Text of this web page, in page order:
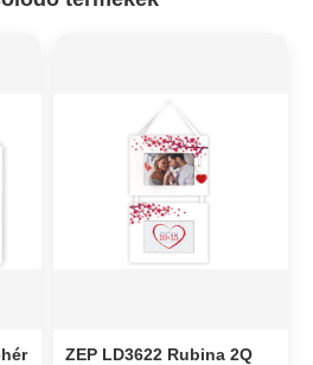
ZEP LD3622 Rubina 2Q